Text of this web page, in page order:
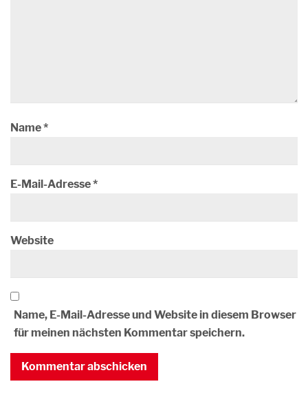
Name*
E-Mail-Adresse*
Website
Name, E-Mail-Adresse und Website in diesem Browser
für meinen nächsten Kommentar speichern.